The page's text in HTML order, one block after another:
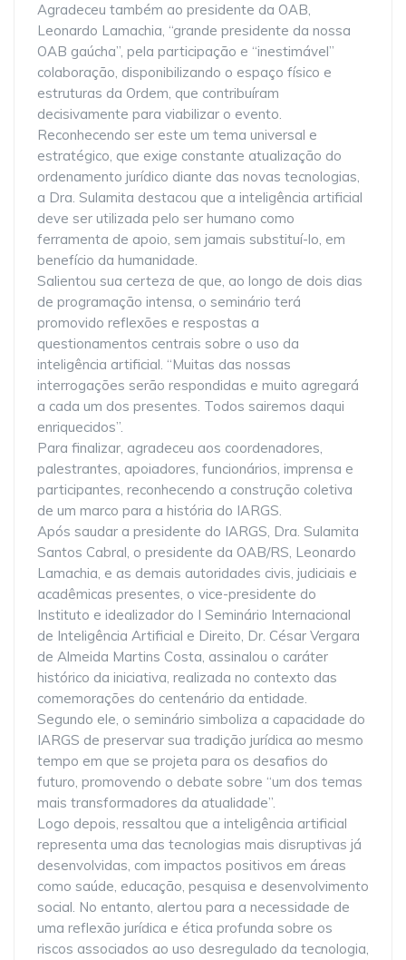
Agradeceu também ao presidente da OAB,
Leonardo Lamachia, “grande presidente da nossa
OAB gaúcha”, pela participação e “inestimável”
colaboração, disponibilizando o espaço físico e
estruturas da Ordem, que contribuíram
decisivamente para viabilizar o evento.
Reconhecendo ser este um tema universal e
estratégico, que exige constante atualização do
ordenamento jurídico diante das novas tecnologias,
a Dra. Sulamita destacou que a inteligência artificial
deve ser utilizada pelo ser humano como
ferramenta de apoio, sem jamais substituí-lo, em
benefício da humanidade.
Salientou sua certeza de que, ao longo de dois dias
de programação intensa, o seminário terá
promovido reflexões e respostas a
questionamentos centrais sobre o uso da
inteligência artificial. “Muitas das nossas
interrogações serão respondidas e muito agregará
a cada um dos presentes. Todos sairemos daqui
enriquecidos”.
Para finalizar, agradeceu aos coordenadores,
palestrantes, apoiadores, funcionários, imprensa e
participantes, reconhecendo a construção coletiva
de um marco para a história do IARGS.
Após saudar a presidente do IARGS, Dra. Sulamita
Santos Cabral, o presidente da OAB/RS, Leonardo
Lamachia, e as demais autoridades civis, judiciais e
acadêmicas presentes, o vice-presidente do
Instituto e idealizador do I Seminário Internacional
de Inteligência Artificial e Direito, Dr. César Vergara
de Almeida Martins Costa, assinalou o caráter
histórico da iniciativa, realizada no contexto das
comemorações do centenário da entidade.
Segundo ele, o seminário simboliza a capacidade do
IARGS de preservar sua tradição jurídica ao mesmo
tempo em que se projeta para os desafios do
futuro, promovendo o debate sobre “um dos temas
mais transformadores da atualidade”.
Logo depois, ressaltou que a inteligência artificial
representa uma das tecnologias mais disruptivas já
desenvolvidas, com impactos positivos em áreas
como saúde, educação, pesquisa e desenvolvimento
social. No entanto, alertou para a necessidade de
uma reflexão jurídica e ética profunda sobre os
riscos associados ao uso desregulado da tecnologia,